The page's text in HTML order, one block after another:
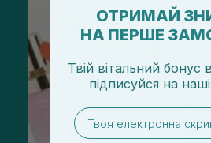
ОТРИМАЙ
НА ПЕРШЕ
Твій вітальний
підписуйся на
email